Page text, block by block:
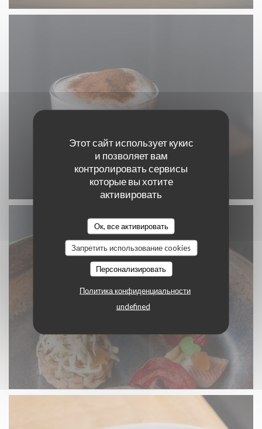
Этот сайт использует кукис
и позволяет вам
контролировать сервисы
которые вы хотите
активировать
Ок, все активировать
Запретить использование cookies
Персонализировать
Политика конфиденциальности
undefined